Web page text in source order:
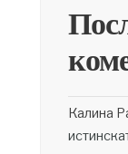
Калина